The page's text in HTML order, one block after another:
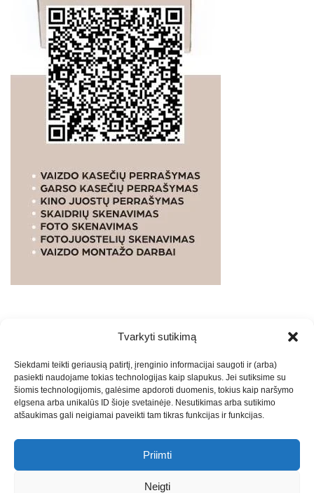
Tvarkyti sutikimą
Siekdami teikti geriausią patirtį, įrenginio informacijai saugoti ir (arba)
pasiekti naudojame tokias technologijas kaip slapukus. Jei sutiksime su
šiomis technologijomis, galėsime apdoroti duomenis, tokius kaip naršymo
elgsena arba unikalūs ID šioje svetainėje. Nesutikimas arba sutikimo
atšaukimas gali neigiamai paveikti tam tikras funkcijas ir funkcijas.
Priimti
Neigti
PASLAUGOS. SEO tekstų rašymas, turinio kūrimas,
straipsnių rašymas ir talpinimas į mūsų valdomas
svetaines.2026Armijai.LTTheme: Express News ByAdore
Themes.
Marketingo agentūra -Teisinės